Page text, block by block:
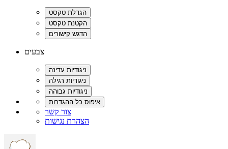
צבעים
צור קשר
הצהרת נגישות